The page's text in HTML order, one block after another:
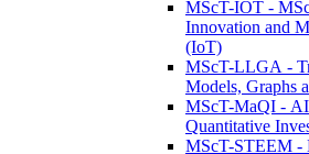
MScT-IOT -
Innovation and
(IoT)
MScT-LLGA -
Models, Graphs
MScT-MaQI -
Quantitative
MScT-STEEM -